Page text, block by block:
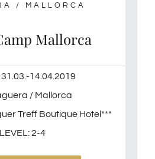
/ MALLORCA
Mallorca
31.03.-14.04.2019
/ Mallorca
Treff Boutique Hotel***
LEVEL: 2-4